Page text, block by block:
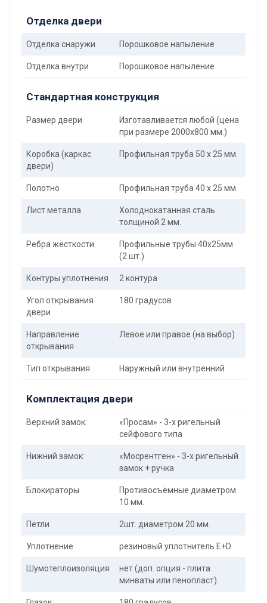
Отделка двери
Отделка снаружи Порошковое напыление
Отделка внутри Порошковое напыление
Стандартная конструкция
Размер двери
Изготавливается любой (цена
при размере 2000x800 мм.)
Коробка (каркас
двери)
Профильная труба 50 х 25 мм.
Полотно Профильная труба 40 х 25 мм.
Лист металла
Холоднокатанная сталь
толщиной 2 мм.
Ребра жёсткости
Профильные трубы 40х25мм
(2 шт.)
Контуры уплотнения 2 контура
Угол открывания
двери
180 градусов
Направление
открывания
Левое или правое (на выбор)
Тип открывания Наружный или внутренний
Комплектация двери
Верхний замок:
«Просам» - 3-х ригельный
сейфового типа
Нижний замок:
«Мосрентген» - 3-х ригельный
замок + ручка
Блокираторы
Противосъёмные диаметром
10 мм.
Петли 2шт. диаметром 20 мм.
Уплотнение резиновый уплотнитель E+D
Шумотеплоизоляция
нет (доп. опция - плита
минваты или пенопласт)